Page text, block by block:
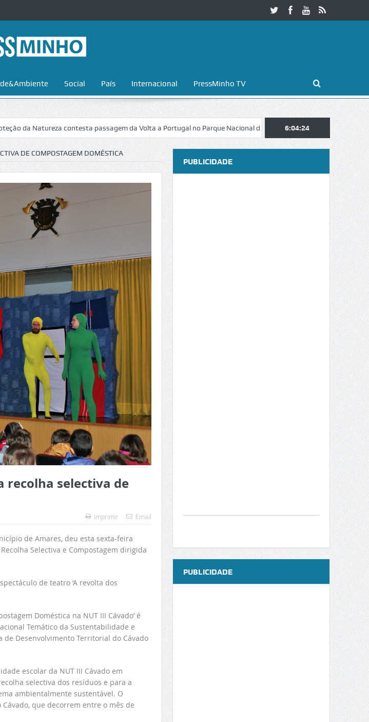
Social País Internacional PressMinho TV
contesta passagem da Volta a Portugal no Parque Nacional da Peneda-Gerês Esposende. Galaicofolia
6:04:25
DE COMPOSTAGEM DOMÉSTICA
recolha selectiva de
Imprimir Email
de Amares, deu esta sexta-feira
Selectiva e Compostagem dirigida
de teatro ‘A revolta dos
Doméstica na NUT III Cávado’ é
Temático da Sustentabilidade e
de Desenvolvimento Territorial do Cávado
escolar da NUT III Cávado em
selectiva dos resíduos e para a
ambientalmente sustentável. O
que decorrem entre o mês de
PUBLICIDADE
PUBLICIDADE